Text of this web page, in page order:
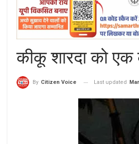
कीकू शारदा को
By Citizen Voice Last updated